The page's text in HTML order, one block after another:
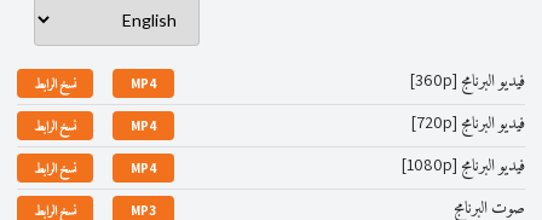
فيديو البرنامج [360p] MP4 نسخ الرابط
فيديو البرنامج [720p] MP4 نسخ الرابط
فيديو البرنامج [1080p] MP4 نسخ الرابط
صوت البرنامج MP3 نسخ الرابط